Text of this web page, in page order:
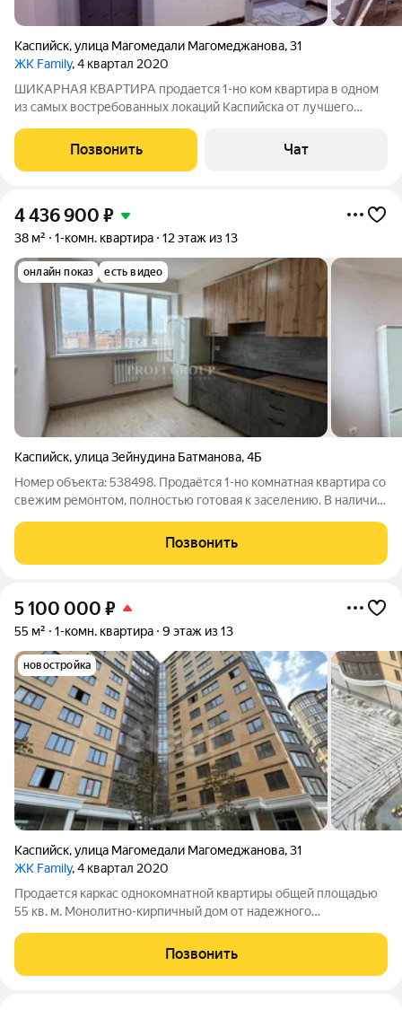
Каспийск,улица Магомедали Магомеджановa,31
ЖК Family, 4 квартал 2020
ШИКАРНАЯ КВАРТИРА продается 1-но ком квартира в одном
из самых востребованных локаций Каспийска от лучшего
кто хочет выгодно вложится. резервуар для бесперебойной
подачи воды. На
Позвонить Чат
4 436 900 ₽
38 м² 1-комн. квартира 12 этаж из 13
онлайн показ есть видео
Каспийск,улица Зейнудина Батманова,4Б
Номер объекта: 538498. Продаётся 1-но комнатная квартира со
свежим ремонтом, полностью готовая к заселению. В наличии
электрическая плита. Можно заехать сразу достаточно
добавить свою мебель и жить
Позвонить
5 100 000 ₽
55 м² 1-комн. квартира 9 этаж из 13
новостройка
Каспийск,улица Магомедали Магомеджановa,31
ЖК Family, 4 квартал 2020
Продается каркас однокомнатной квартиры общей площадью
55 кв. м. Монолитно-кирпичный дом от надежного
во дворе планируется детская площадка и парковочные места
с разметками, район очень
Позвонить